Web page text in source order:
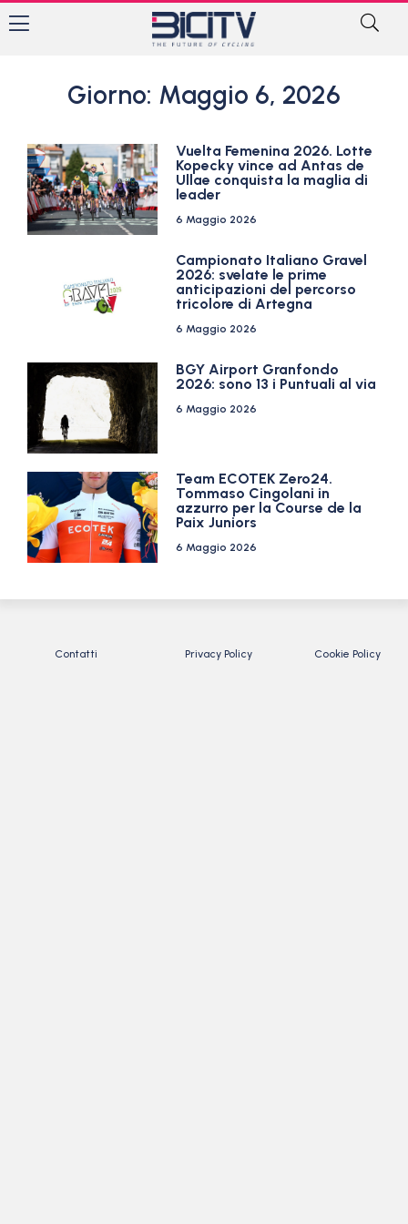
Giorno: Maggio 6, 2026
Vuelta Femenina 2026. Lotte
Kopecky vince ad Antas de
Ullae conquista la maglia di
leader
6 Maggio 2026
Campionato Italiano Gravel
2026: svelate le prime
anticipazioni del percorso
tricolore di Artegna
6 Maggio 2026
BGY Airport Granfondo
2026: sono 13 i Puntuali al via
6 Maggio 2026
Team ECOTEK Zero24.
Tommaso Cingolani in
azzurro per la Course de la
Paix Juniors
6 Maggio 2026
Contatti Privacy Policy Cookie Policy